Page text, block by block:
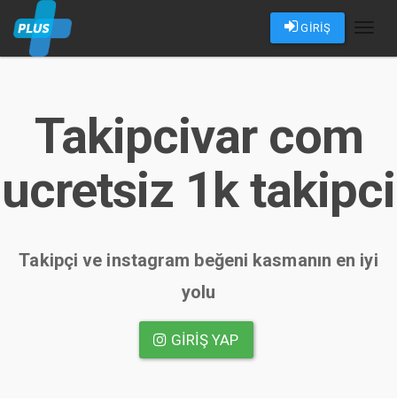
GİRİŞ
Takipcivar com
ucretsiz 1k takipci
Takipçi ve instagram beğeni kasmanın en iyi
yolu
GIRIŞ YAP